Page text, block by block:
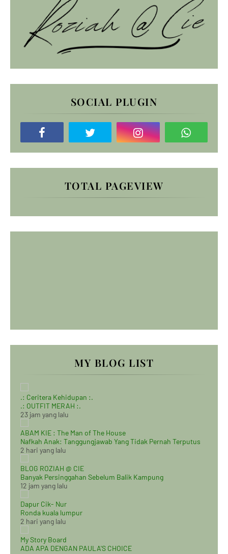
SOCIAL PLUGIN
TOTAL PAGEVIEW
MY BLOG LIST
.: Ceritera Kehidupan :.
.: OUTFIT MERAH :.
23 jam yang lalu
ABAM KIE : The Man of The House
Nafkah Anak: Tanggungjawab Yang Tidak Pernah Terputus
2 hari yang lalu
BLOG ROZIAH @ CIE
Banyak Persinggahan Sebelum Balik Kampung
12 jam yang lalu
Dapur Cik- Nur
Ronda kuala lumpur
2 hari yang lalu
My Story Board
ADA APA DENGAN PAULA'S CHOICE